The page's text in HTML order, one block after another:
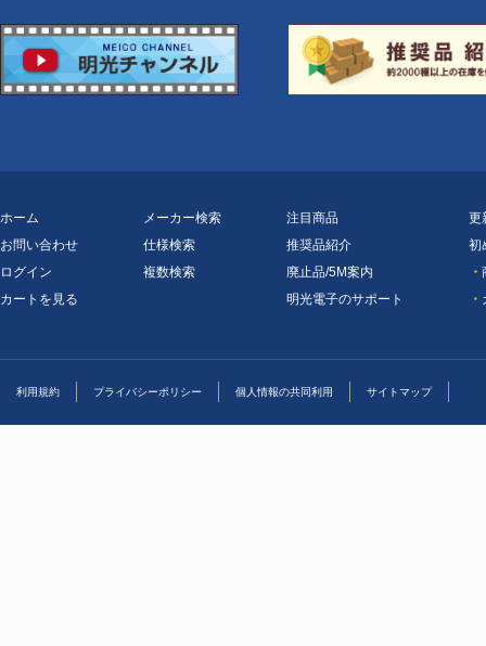
ホーム
お問い合わせ
ログイン
カートを見る
メーカー検索
仕様検索
複数検索
注目商品
推奨品紹介
廃止品/5M案内
明光電子のサポート
更
初
・
・
利用規約 プライバシーポリシー 個人情報の共同利用 サイトマップ